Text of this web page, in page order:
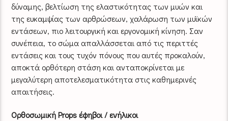
δύναμης, βελτίωση της ελαστικότητας των μυών και
της ευκαμψίας των αρθρώσεων, χαλάρωση των μυϊκών
εντάσεων, πιο λειτουργική και εργονομική κίνηση. Σαν
συνέπεια, το σώμα απαλλάσσεται από τις περιττές
εντάσεις και τους τυχόν πόνους που αυτές προκαλούν,
αποκτά ορθότερη στάση και ανταποκρίνεται με
μεγαλύτερη αποτελεσματικότητα στις καθημερινές
απαιτήσεις.
Ορθοσωμική Props έφηβοι / ενήλικοι